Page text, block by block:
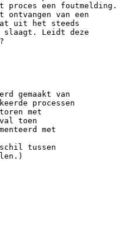
proces een foutmelding.
van een
uit het steeds
slaagt. Leidt deze
gemaakt van
processen
met
toen
met
tussen